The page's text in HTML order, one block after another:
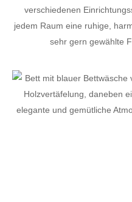
verschiedenen
jedem Raum eine ruhige,
sehr gern gewählte